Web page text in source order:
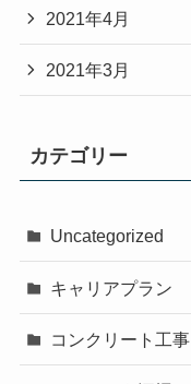
2021年4月
2021年3月
カテゴリー
Uncategorized
キャリアプラン
コンクリート工事